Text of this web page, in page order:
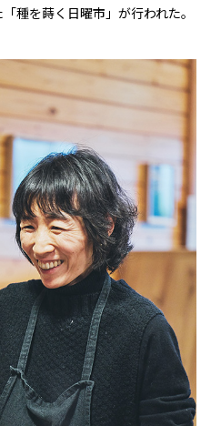
種を蒔く日曜市」が行われた。